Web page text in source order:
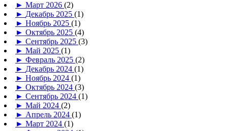
► Март 2026 (2)
► Декабрь 2025 (1)
► Ноябрь 2025 (1)
► Октябрь 2025 (4)
► Сентябрь 2025 (3)
► Май 2025 (1)
► Февраль 2025 (2)
► Декабрь 2024 (1)
► Ноябрь 2024 (1)
► Октябрь 2024 (3)
► Сентябрь 2024 (1)
► Май 2024 (2)
► Апрель 2024 (1)
► Март 2024 (1)